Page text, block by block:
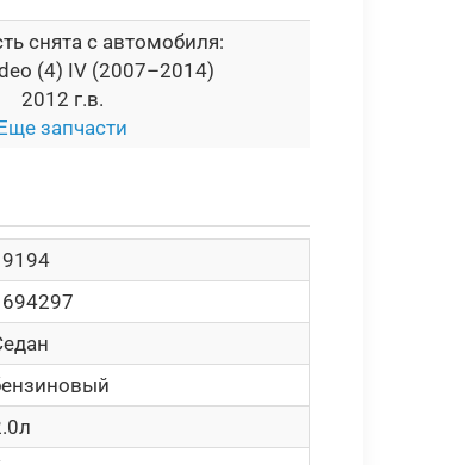
снята с автомобиля:
(4) IV (2007–2014)
2012 г.в.
запчасти